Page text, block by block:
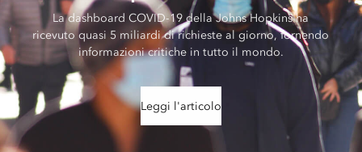
La dashboard COVID-19 della Johns Hopkins ha
ricevuto quasi 5 miliardi di richieste al giorno, fornendo
informazioni critiche in tutto il mondo.
Leggi l'articolo